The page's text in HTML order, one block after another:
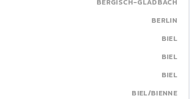
BERGISCH-GLADBACH
BERLIN
BIEL
BIEL
BIEL
BIEL/BIENNE